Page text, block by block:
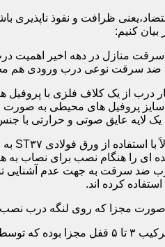
ظرافت و نفوذ ناپذیری
بیان کنیم:
منازل در دهه اخیر اهمیت
ضد سرقت نوعی درب ورودی هم
درب از یک کلاف فلزی با
لایه عایق صوتی و حرارتی با
را هنگام نصب برای نصاب به
درب ضد سرقت به جهت عدم
کرده اند.
روی لنگه درب نصب می گردد به این
۱۴ زبانه پیستونی است.